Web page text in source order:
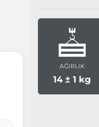
AĞIRLIK
14 ± 1 kg